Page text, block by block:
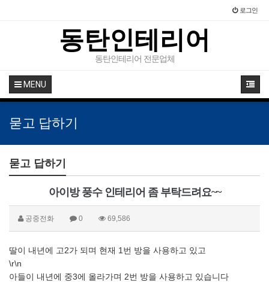
로그인
동탄인테리어
동탄인테리어 전문업체
MENU
묻고 답하기
묻고 답하기
아이방 풍수 인테리어 좀 부탁드려요~~
공중전화 0 69,586
딸이 내년에 고2가 되며 현재 1번 방을 사용하고 있고
\r\n
아들이 내년에 중3에 올라가며 2번 방을 사용하고 있습니다